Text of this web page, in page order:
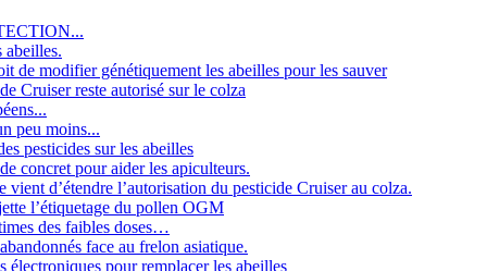
abeilles.
de modifier génétiquement les abeilles pour les sauver
Cruiser reste autorisé sur le colza
peu moins...
pesticides sur les abeilles
concret pour aider les apiculteurs.
vient d’étendre l’autorisation du pesticide Cruiser au colza.
l’étiquetage du pollen OGM
des faibles doses…
face au frelon asiatique.
électroniques pour remplacer les abeilles